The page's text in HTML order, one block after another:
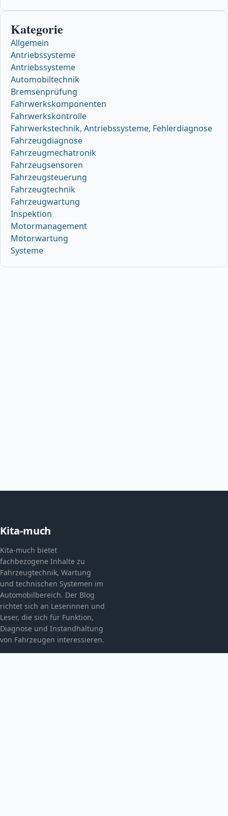
Kategorie
Allgemein
Antriebssysteme
Antriebssysteme
Automobiltechnik
Bremsenprüfung
Fahrwerkskomponenten
Fahrwerkskontrolle
Fahrwerkstechnik, Antriebssysteme, Fehlerdiagnose
Fahrzeugdiagnose
Fahrzeugmechatronik
Fahrzeugsensoren
Fahrzeugsteuerung
Fahrzeugtechnik
Fahrzeugwartung
Inspektion
Motormanagement
Motorwartung
Systeme
Kita-much
Kita-much bietet
fachbezogene Inhalte zu
Fahrzeugtechnik, Wartung
und technischen Systemen im
Automobilbereich. Der Blog
richtet sich an Leserinnen und
Leser, die sich für Funktion,
Diagnose und Instandhaltung
von Fahrzeugen interessieren.